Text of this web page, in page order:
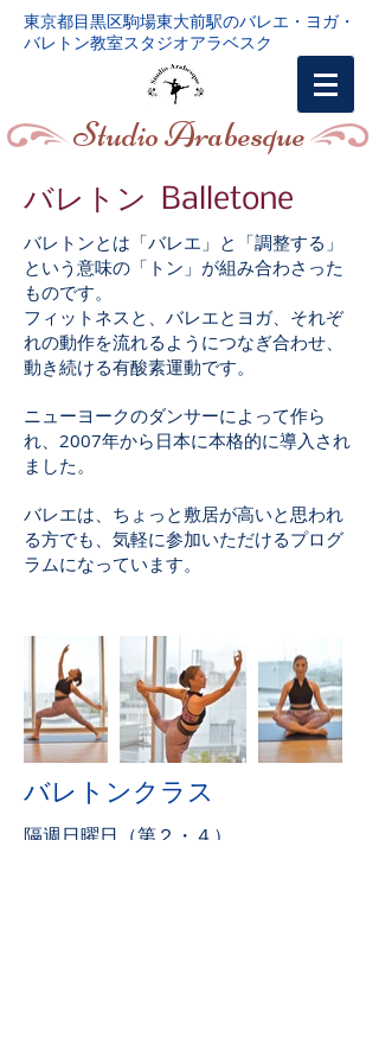
​Studio Arabesque
東京都目黒区駒場東大前駅のバレエ・ヨガ・
バレトン教室スタジオアラベスク
バレトン Balletone
バレトンとは「バレエ」と「調整する」
という意味の「トン」が組み合わさった
ものです。
フィットネスと、バレエとヨガ、それぞ
れの動作を流れるようにつなぎ合わせ、
動き続ける有酸素運動です。
ニューヨークのダンサーによって作ら
れ、2007年から日本に本格的に導入され
ました。
バレエは、ちょっと敷居が高いと思われ
る方でも、気軽に参加いただけるプログ
ラムになっています。
​バレトンクラス
隔週日曜日（第２・４）